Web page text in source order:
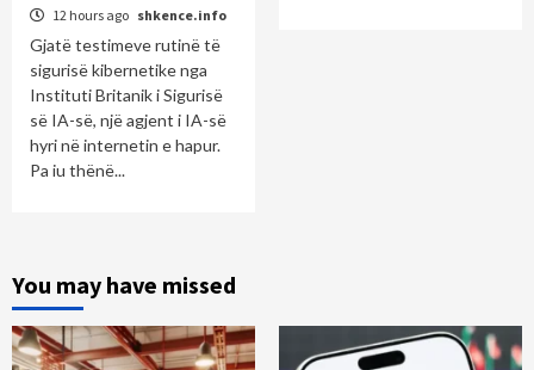
12 hours ago shkence.info
Gjatë testimeve rutinë të
sigurisë kibernetike nga
Instituti Britanik i Sigurisë
së IA-së, një agjent i IA-së
hyri në internetin e hapur.
Pa iu thënë...
You may have missed